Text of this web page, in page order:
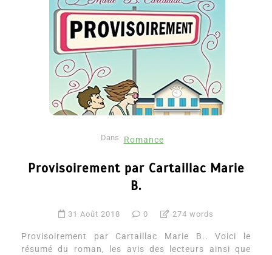
Dans Romance
Provisoirement par Cartaillac Marie
B.
31 Août 2018 0 274 words
Provisoirement par Cartaillac Marie B.. Voici le
résumé du roman, les avis des lecteurs ainsi que